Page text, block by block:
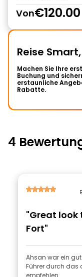
Von€120.00
Reise
Machen Sie Ihre
Buchung und
erstaunliche
Rabatte.
4
"Great look
Fort"
Ahsan war ein
Führer durch das alte
empfehlen.